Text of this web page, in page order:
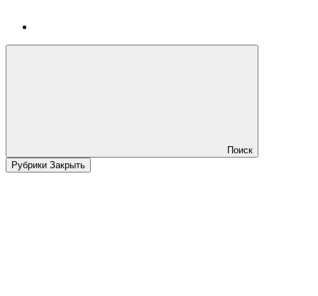
Поиск
Рубрики Закрыть